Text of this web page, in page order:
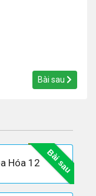
Bài sau
Bài sau
Hóa 12